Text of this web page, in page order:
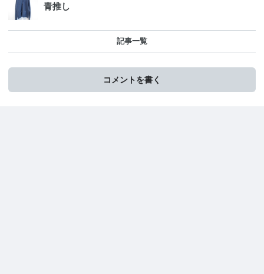
青推し
記事一覧
コメントを書く